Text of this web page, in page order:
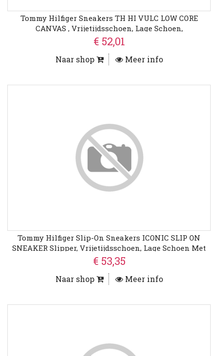
Tommy Hilfiger Sneakers TH HI VULC LOW CORE
CANVAS , Vrijetijdsschoen, Lage Schoen,
Veterschoenen Met Zacht Gepolsterde Schacht
€ 52,01
Naar shop Meer info
Tommy Hilfiger Slip-On Sneakers ICONIC SLIP ON
SNEAKER Slipper, Vrijetijdsschoen, Lage Schoen Met
Zij-Stretchinzetten
€ 53,35
Naar shop Meer info